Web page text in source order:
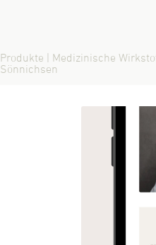
Produkte | Medizinische
Sönnichsen